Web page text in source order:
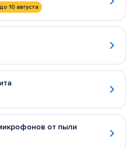
до 10 августа
от пыли